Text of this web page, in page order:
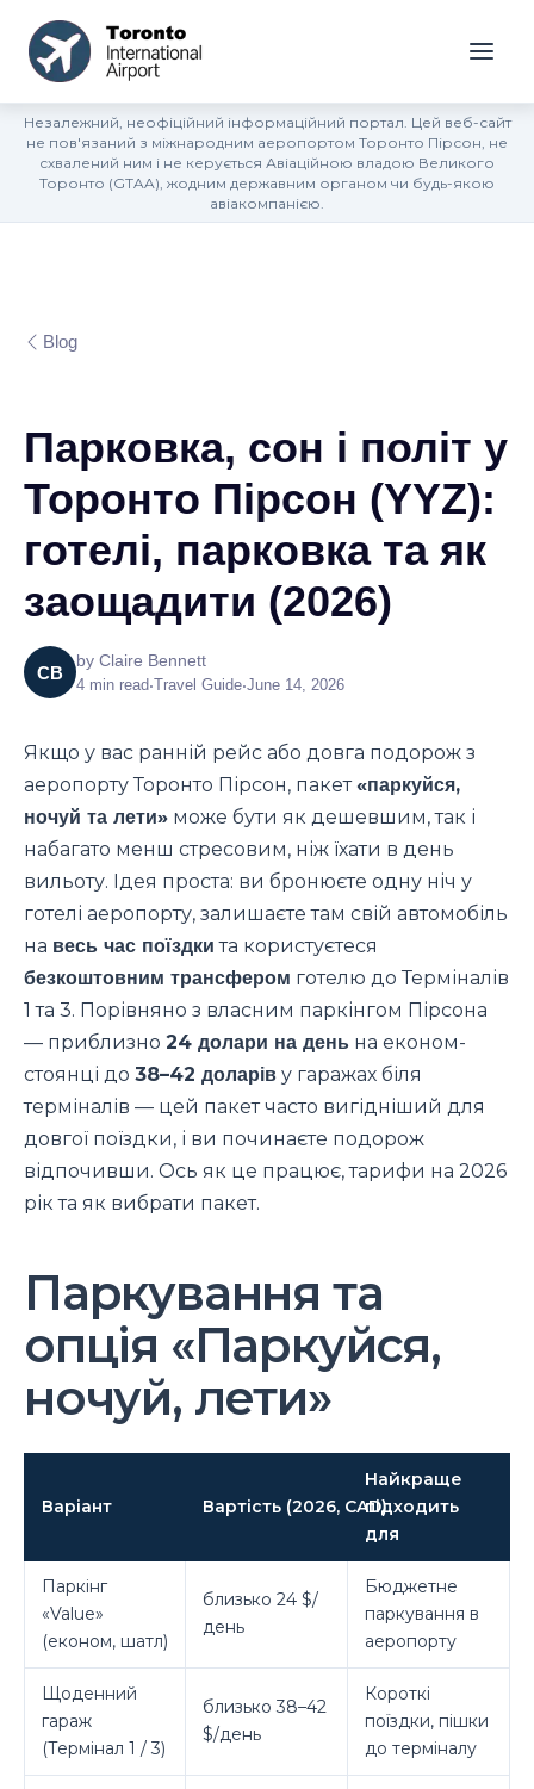
Незалежний, неофіційний інформаційний портал. Цей веб-сайт
не пов'язаний з міжнародним аеропортом Торонто Пірсон, не
схвалений ним і не керується Авіаційною владою Великого
Торонто (GTAA), жодним державним органом чи будь-якою
авіакомпанією.
Blog
Парковка, сон і політ у
Торонто Пірсон (YYZ):
готелі, парковка та як
заощадити (2026)
CB
by Claire Bennett
4 min read•Travel Guide•June 14, 2026
Якщо у вас ранній рейс або довга подорож з
аеропорту Торонто Пірсон, пакет«паркуйся,
ночуй та лети» може бути як дешевшим, так і
набагато менш стресовим, ніж їхати в день
вильоту. Ідея проста: ви бронюєте одну ніч у
готелі аеропорту, залишаєте там свій автомобіль
на весь час поїздки та користуєтеся
безкоштовним трансфером готелю до Терміналів
1 та 3. Порівняно з власним паркінгом Пірсона
— приблизно 24 долари на день на економ-
стоянці до 38–42 доларів у гаражах біля
терміналів — цей пакет часто вигідніший для
довгої поїздки, і ви починаєте подорож
відпочивши. Ось як це працює, тарифи на 2026
рік та як вибрати пакет.
Паркування та
опція «Паркуйся,
ночуй, лети»
Варіант Вартість (2026, CAD)
Найкраще
підходить
для
Паркінг
«Value»
(економ, шатл)
близько 24 $/
день
Бюджетне
паркування в
аеропорту
Щоденний
гараж
(Термінал 1 / 3)
близько 38–42
$/день
Короткі
поїздки, пішки
до терміналу